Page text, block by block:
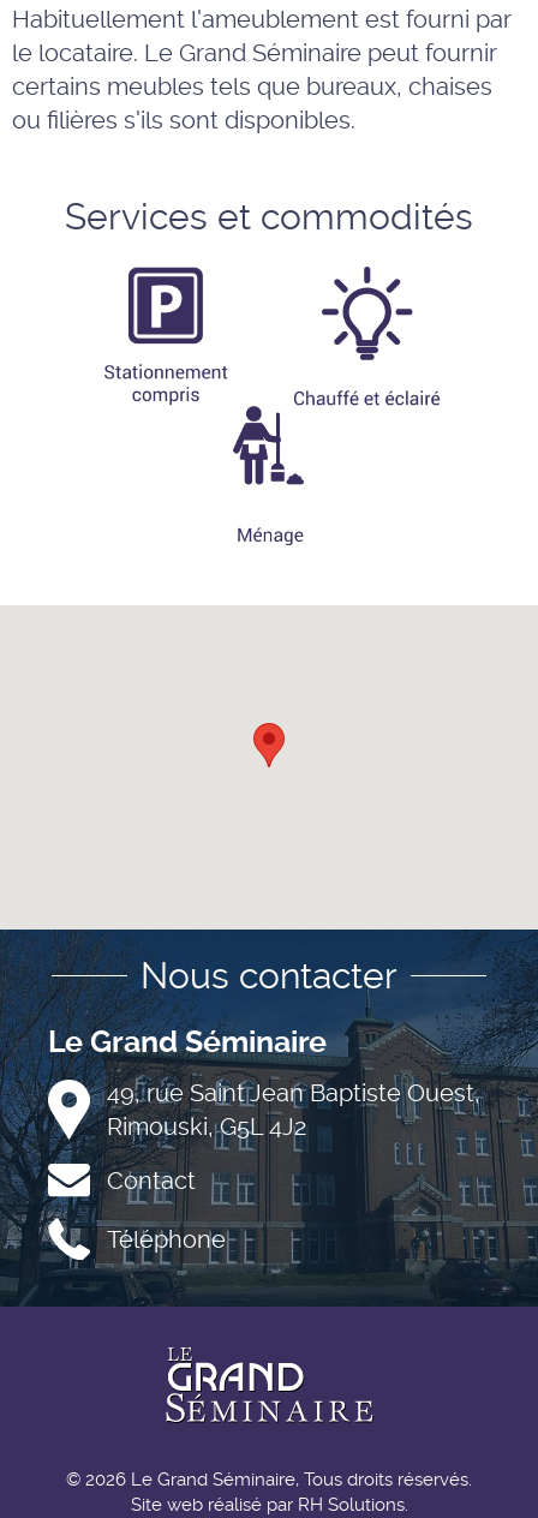
Habituellement l'ameublement est fourni par
le locataire. Le Grand Séminaire peut fournir
certains meubles tels que bureaux, chaises
ou filières s'ils sont disponibles.
Services et commodités
Nous contacter
Le Grand Séminaire
49, rue Saint Jean Baptiste Ouest,
Rimouski, G5L 4J2
Contact
Téléphone
© 2026 Le Grand Séminaire, Tous droits réservés.
Site web réalisé par RH Solutions.